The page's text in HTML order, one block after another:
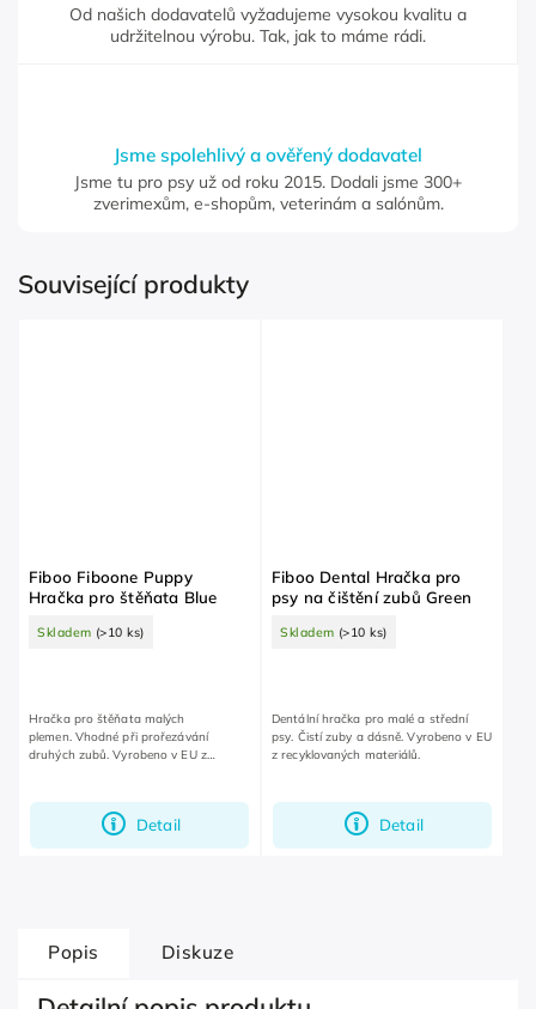
Od našich dodavatelů vyžadujeme vysokou kvalitu a
udržitelnou výrobu. Tak, jak to máme rádi.
Jsme spolehlivý a ověřený dodavatel
Jsme tu pro psy už od roku 2015. Dodali jsme 300+
zverimexům, e-shopům, veterinám a salónům.
Související produkty
Fiboo Fiboone Puppy
Hračka pro štěňata Blue
Skladem (>10 ks)
Detail
Hračka pro štěňata malých
plemen. Vhodné při prořezávání
druhých zubů. Vyrobeno v EU z
Fiboo Dental Hračka pro
psy na čištění zubů Green
Skladem (>10 ks)
Detail
Dentální hračka pro malé a střední
psy. Čistí zuby a dásně. Vyrobeno v EU
z recyklovaných materiálů.
Popis Diskuze